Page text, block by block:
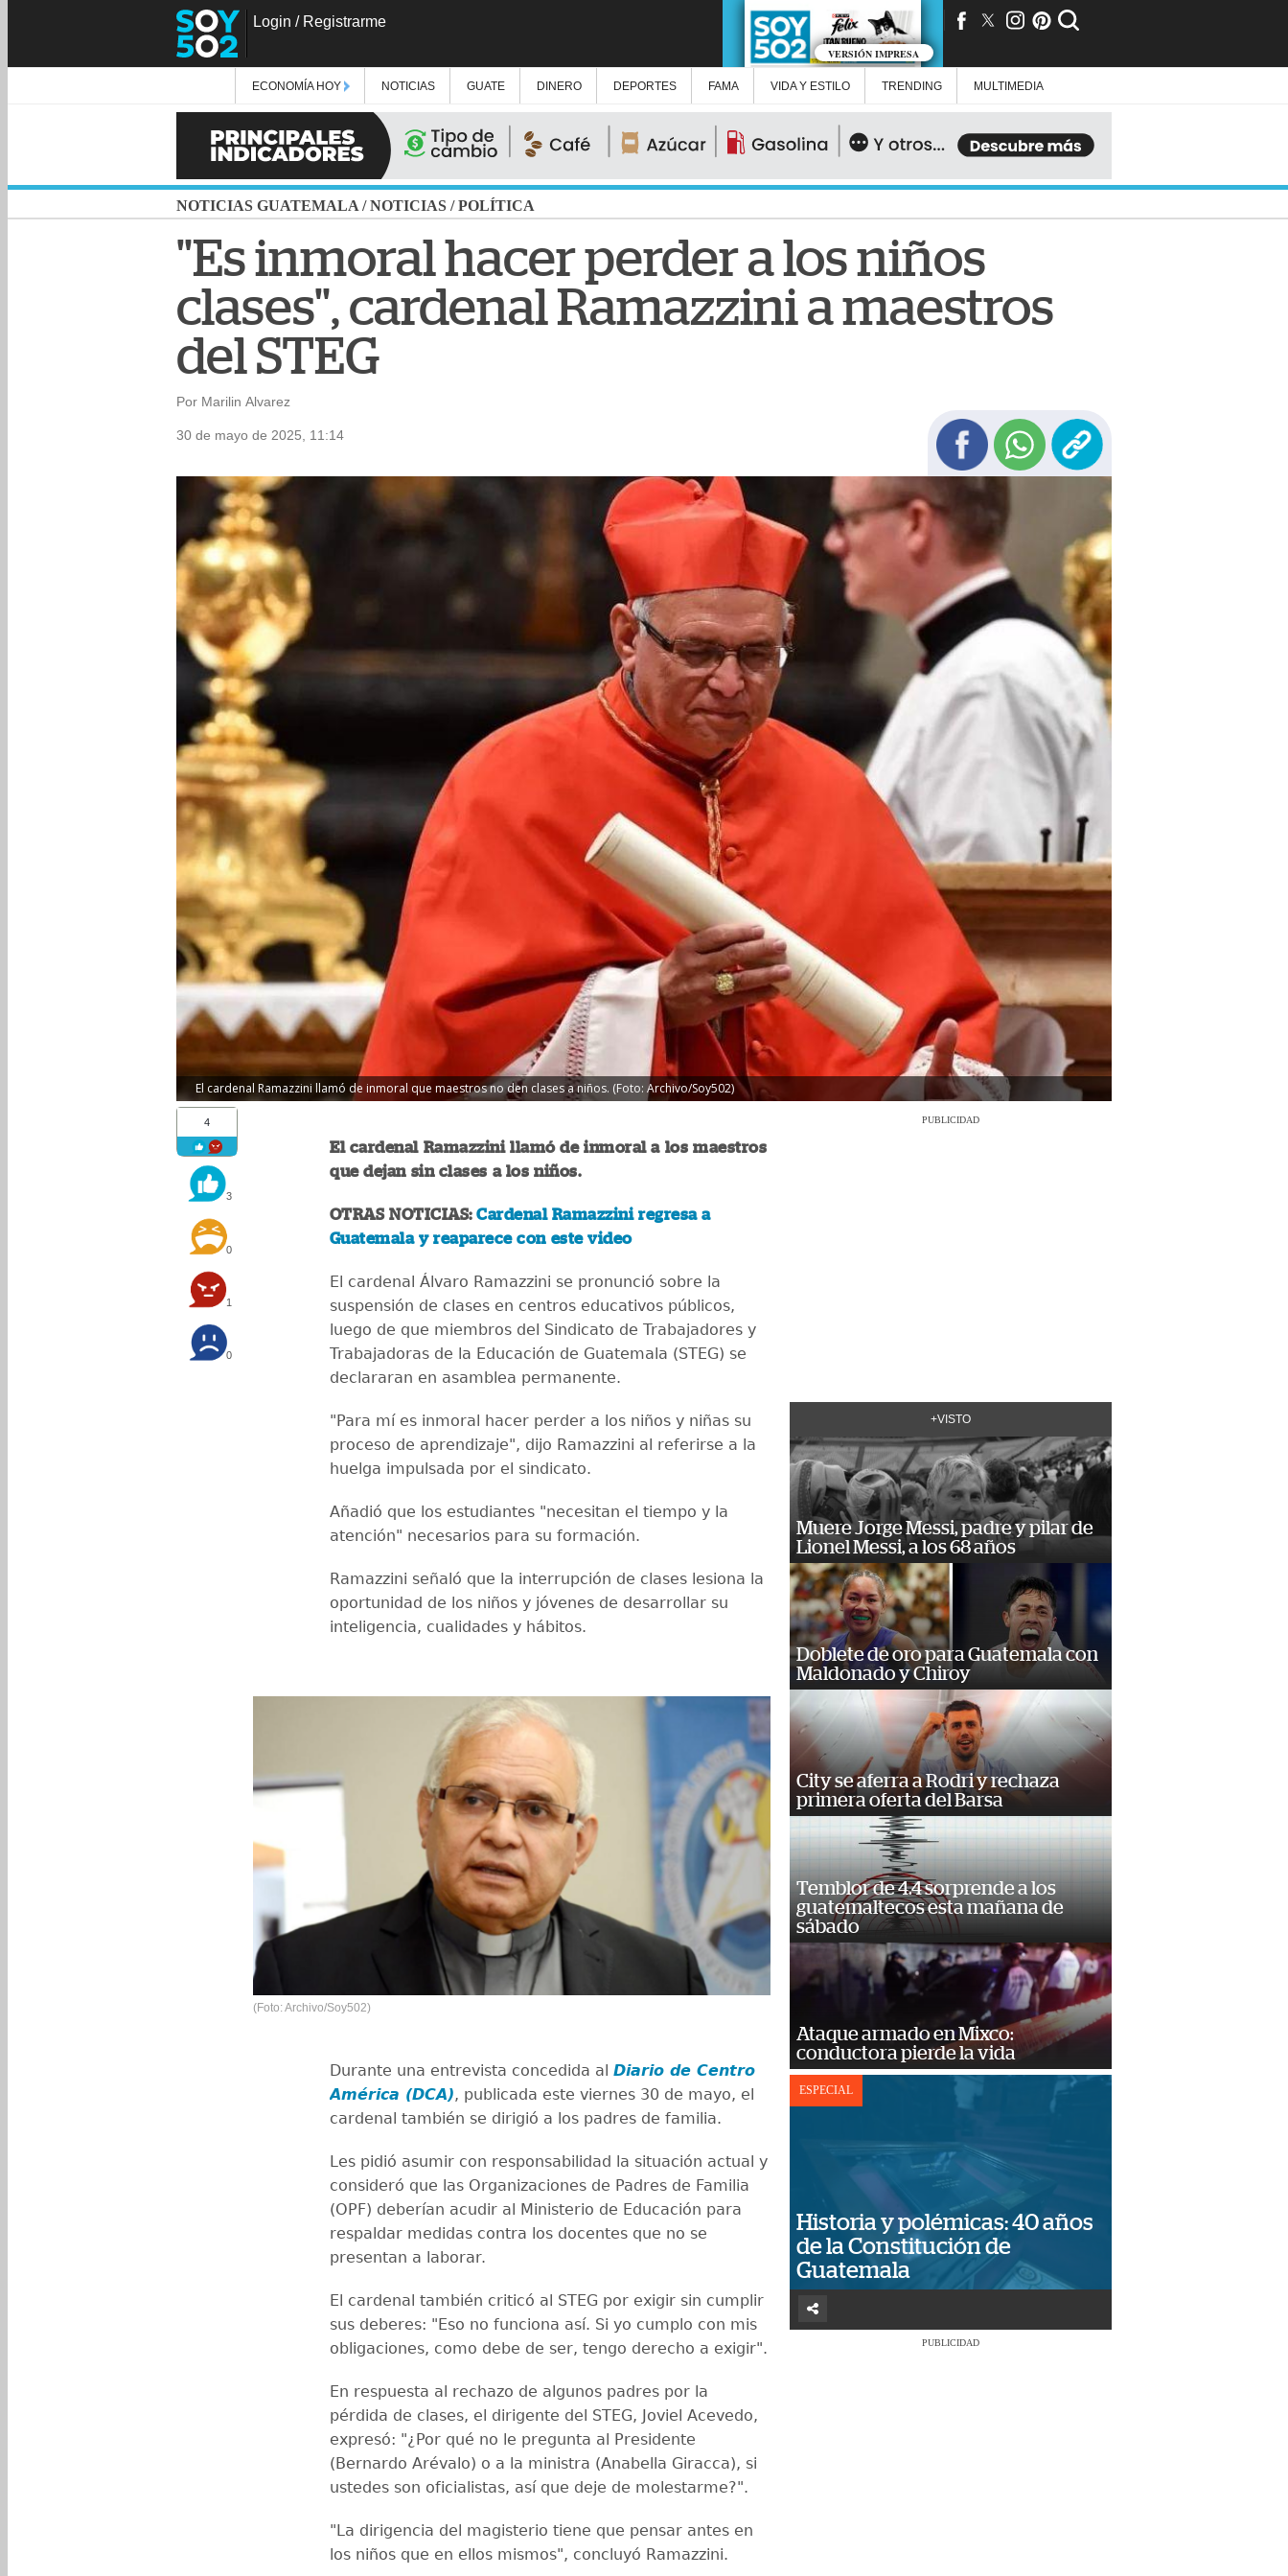
Login / Registrarme
VERSIÓN IMPRESA
ECONOMÍA HOY NOTICIAS GUATE DINERO DEPORTES FAMA VIDA Y ESTILO TRENDING MULTIMEDIA
NOTICIAS GUATEMALA /NOTICIAS /POLÍTICA
"Es inmoral hacer perder a los niños
clases", cardenal Ramazzini a maestros
del STEG
Por Marilin Alvarez
30 de mayo de 2025, 11:14
El cardenal Ramazzini llamó de inmoral que maestros no den clases a niños. (Foto: Archivo/Soy502)
4
3
0
1
0
El cardenal Ramazzini llamó de inmoral a los maestros
que dejan sin clases a los niños.
OTRAS NOTICIAS:Cardenal Ramazzini regresa a
Guatemala y reaparece con este video
El cardenal Álvaro Ramazzini se pronunció sobre la
suspensión de clases en centros educativos públicos,
luego de que miembros del Sindicato de Trabajadores y
Trabajadoras de la Educación de Guatemala (STEG) se
declararan en asamblea permanente.
"Para mí es inmoral hacer perder a los niños y niñas su
proceso de aprendizaje", dijo Ramazzini al referirse a la
huelga impulsada por el sindicato.
Añadió que los estudiantes "necesitan el tiempo y la
atención" necesarios para su formación.
Ramazzini señaló que la interrupción de clases lesiona la
oportunidad de los niños y jóvenes de desarrollar su
inteligencia, cualidades y hábitos.
(Foto: Archivo/Soy502)
Durante una entrevista concedida al Diario de Centro
América (DCA), publicada este viernes 30 de mayo, el
cardenal también se dirigió a los padres de familia.
Les pidió asumir con responsabilidad la situación actual y
consideró que las Organizaciones de Padres de Familia
(OPF) deberían acudir al Ministerio de Educación para
respaldar medidas contra los docentes que no se
presentan a laborar.
El cardenal también criticó al STEG por exigir sin cumplir
sus deberes: "Eso no funciona así. Si yo cumplo con mis
obligaciones, como debe de ser, tengo derecho a exigir".
En respuesta al rechazo de algunos padres por la
pérdida de clases, el dirigente del STEG, Joviel Acevedo,
expresó: "¿Por qué no le pregunta al Presidente
(Bernardo Arévalo) o a la ministra (Anabella Giracca), si
ustedes son oficialistas, así que deje de molestarme?".
"La dirigencia del magisterio tiene que pensar antes en
los niños que en ellos mismos", concluyó Ramazzini.
PUBLICIDAD
+VISTO
Muere Jorge Messi, padre y pilar de
Lionel Messi, a los 68 años
Doblete de oro para Guatemala con
Maldonado y Chiroy
City se aferra a Rodri y rechaza
primera oferta del Barsa
Temblor de 4.4 sorprende a los
guatemaltecos esta mañana de
sábado
Ataque armado en Mixco:
conductora pierde la vida
ESPECIAL
Historia y polémicas: 40 años
de la Constitución de
Guatemala
PUBLICIDAD